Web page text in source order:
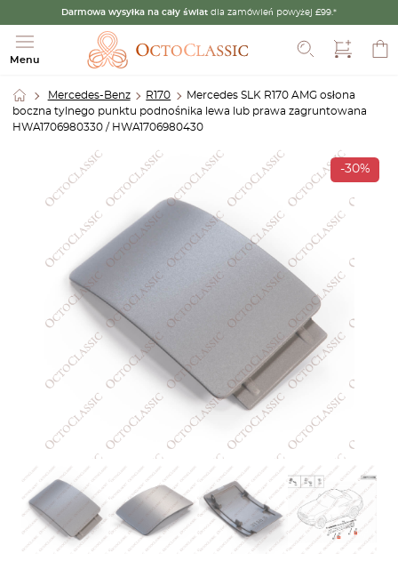
Darmowa wysyłka na cały świat dla zamówień powyżej £99.*
Menu
Szukaj
Mercedes-Benz R170
Mercedes SLK R170 AMG osłona
boczna tylnego punktu podnośnika lewa lub prawa zagruntowana
HWA1706980330 / HWA1706980430
-30%